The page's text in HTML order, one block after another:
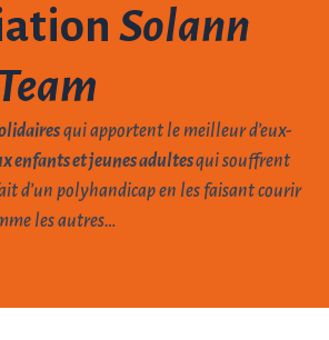
Solann
qui apportent le meilleur d’eux-
enfants et jeunes adultesqui souffrent
d’un polyhandicap en les faisant courir
les autres…